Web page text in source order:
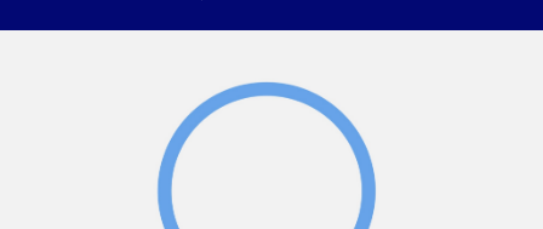
À Propos De SBH
unMédecin
Rendez-Vous